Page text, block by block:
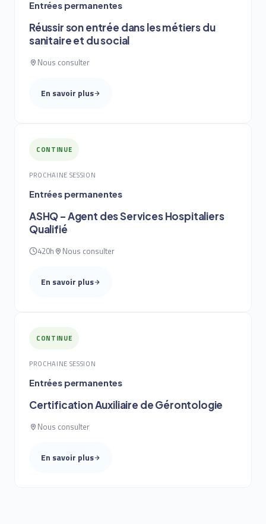
Entrées permanentes
Réussir son entrée dans les métiers du
sanitaire et du social
Nous consulter
En savoir plus
CONTINUE
PROCHAINE SESSION
Entrées permanentes
ASHQ – Agent des Services Hospitaliers
Qualifié
420h Nous consulter
En savoir plus
CONTINUE
PROCHAINE SESSION
Entrées permanentes
Certification Auxiliaire de Gérontologie
Nous consulter
En savoir plus